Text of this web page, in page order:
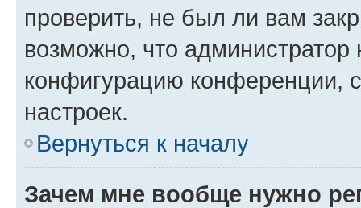
проверить, не был ли вам
возможно, что администратор
конфигурацию конференции,
настроек.
Вернуться к началу
Зачем мне вообще нужно